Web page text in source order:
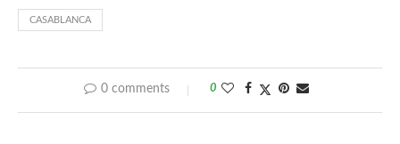
CASABLANCA
0 comments 0